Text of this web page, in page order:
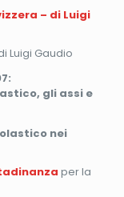
– di Luigi
Luigi Gaudio
gli assi e
nei
per la